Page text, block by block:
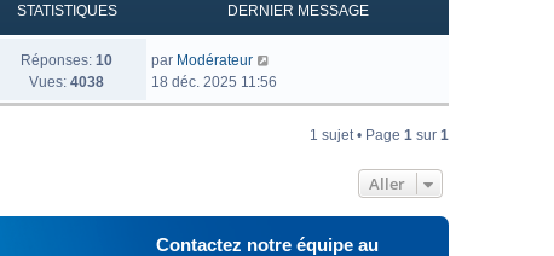
STATISTIQUES DERNIER MESSAGE
Réponses: 10
Vues: 4038
par Modérateur
18 déc. 2025 11:56
1 sujet • Page 1 sur 1
Aller
Contactez notre équipe au